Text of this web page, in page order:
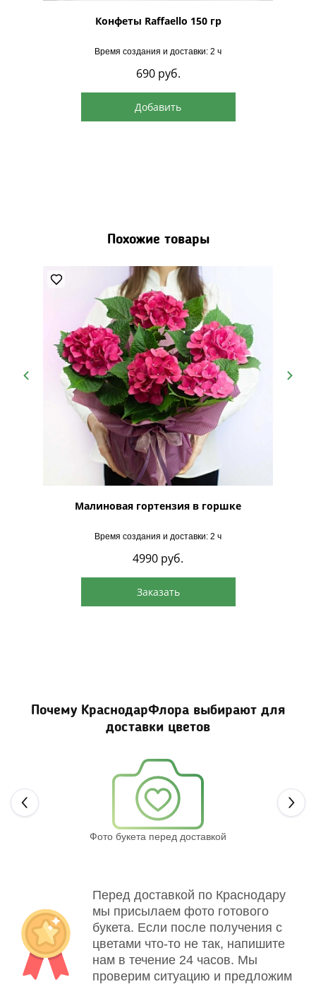
для уточнения у наших менеджеров. Выбирайте
Конфеты Raffaello 150 гр
Время создания и доставки: 2 ч
690 руб.
Добавить
Похожие товары
Малиновая гортензия в горшке
Время создания и доставки: 2 ч
4990 руб.
Заказать
Почему КраснодарФлора выбирают для
доставки цветов
Фото букета перед доставкой
Перед доставкой по Краснодару
мы присылаем фото готового
букета. Если после получения с
цветами что-то не так, напишите
нам в течение 24 часов. Мы
проверим ситуацию и предложим